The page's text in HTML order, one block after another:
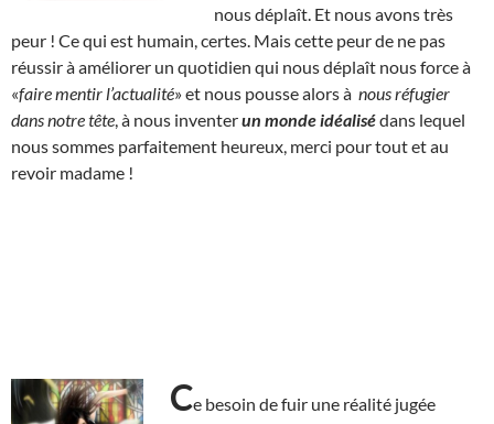
nous déplaît. Et nous avons très
peur ! Ce qui est humain, certes. Mais cette peur de ne pas
réussir à améliorer un quotidien qui nous déplaît nous force à
«faire mentir l’actualité» et nous pousse alors à nous réfugier
dans notre tête , à nous inventerun monde idéalisédans lequel
nous sommes parfaitement heureux, merci pour tout et au
revoir madame !
Ce besoin de fuir une réalité jugée